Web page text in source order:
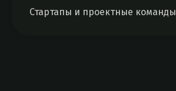
Стартапы и проектные команды